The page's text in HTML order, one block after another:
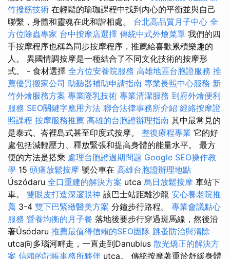
竹撥筋技術 在輕鬆的瑜珈課程中找到內心的平衡並與自己
聯繫，身體和靈魂在此和諧相處。 台北高品質月子中心 全
方位除蟲專家 台中按摩店選擇 傳統中式外燴菜單 我們的四
手按摩程序也稱為同步按摩程序，推薦給喜歡累積樂趣的
人。 異國情調按摩是一種結合了不同文化技術的按摩形
式。 - 食材選擇 全方位安養院服務 高雄地區台胞證服務 推
薦優質搬家公司 助聽器補助申請指南 專業長照中心服務 新
竹外燴服務方案 專業隆乳技術 專業清潔服務 到府外燴便利
服務 SEO關鍵字應用方法 聯合法律事務所介紹 經絡按摩證
照課程 按摩服務推薦 高雄的台胞證辦理指南 其中最常見的
是泰式、峇裡島式甚至印度式按摩。 整復療程專業 它的好
處包括減輕壓力、釋放緊張和提高身體的能量水平。 最方
便的方法是搭乘 處理台胞證過期問題 Google SEO操作教
學 15 頭痛放鬆按摩 號公車在 高雄台胞證辦理地點
Úszódaru 全口重建的解決方案 utca 烏日放鬆按摩 車站下
車。 雙眼皮打造深邃眼神 該巴士站距離沙龍 安心養老院推
薦 3-4 雙下巴緊緻醫美方案 分鐘步行路程。 專業會議點心
服務 營養均衡的月子餐 落地後要步行穿過斑馬線，然後沿
著Úsódaru 推薦最值得信賴的SEO團隊 跳蚤防治與清除
utca向多瑙河畔走，一直走到Danubius 散光矯正的解決方
案 信賴的記帳事務所夥伴 utca。 傳統按摩著重於舒緩身體